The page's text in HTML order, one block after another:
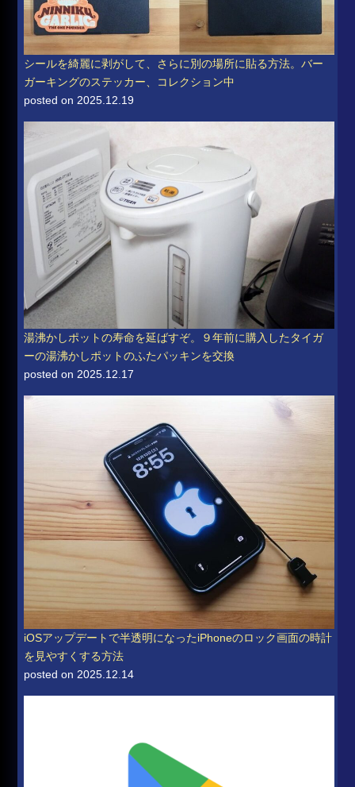
シールを綺麗に剥がして、さらに別の場所に貼る方法。バー
ガーキングのステッカー、コレクション中
posted on 2025.12.19
湯沸かしポットの寿命を延ばすぞ。９年前に購入したタイガ
ーの湯沸かしポットのふたパッキンを交換
posted on 2025.12.17
iOSアップデートで半透明になったiPhoneのロック画面の時計
を見やすくする方法
posted on 2025.12.14